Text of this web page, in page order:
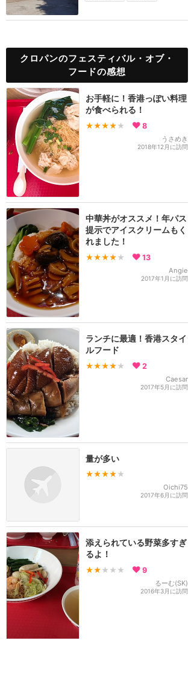
クロパンのフェスティバル・オブ・
フードの感想
お手軽に！香港っぽい料理
が食べられる！
★★★★ ★ 8
うさめき
2018年12月に訪問
中華丼がオススメ！年パス
提示でアイスクリームもく
れました！
★★★★ ★ 13
Angie
2017年1月に訪問
ランチに最適！香港スタイ
ルフード
★★★★ ★ 2
Caesar
2017年5月に訪問
量が多い
★★★★ ★
Oichi75
2017年6月に訪問
添えられている野菜多すぎ
るよ！
★★ ★★★ 9
るーむ(SK)
2016年3月に訪問